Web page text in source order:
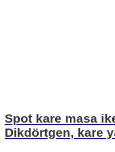
Spot kare masa
Dikdörtgen, kare